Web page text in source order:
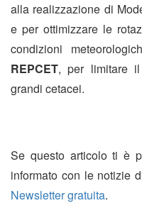
alla realizzazione di
e per ottimizzare le
condizioni
REPCET, per limitare
grandi cetacei.
Se questo articolo ti è
informato con le notizie
Newsletter gratuita.